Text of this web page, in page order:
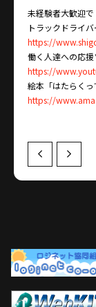
未経験者大歓迎で
トラックドライ
https://
働く人達への応
https://
絵本「はたらくっ
https://
Prev Next